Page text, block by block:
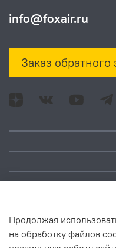
info@foxair.ru
Заказ обратного
Продолжая
на обработку файлов